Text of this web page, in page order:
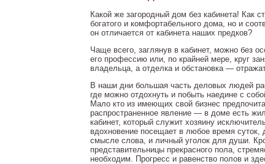
Какой же загородный дом без кабинета! Как
богатого и комфортабельного дома, но и
он отличается от кабинета наших предков?
Чаще всего, заглянув в кабинет, можно без
его профессию или, по крайней мере, круг
владельца, а отделка и обстановка —
В наши дни большая часть деловых людей
где можно отдохнуть и побыть наедине с
Мало кто из имеющих свой бизнес
распространенное явление — в доме есть
кабинет, который служит хозяину
вдохновение посещает в любое время суток,
смысле слова, и личный уголок для души.
представительницы прекрасного пола,
необходим. Прогресс и равенство полов и